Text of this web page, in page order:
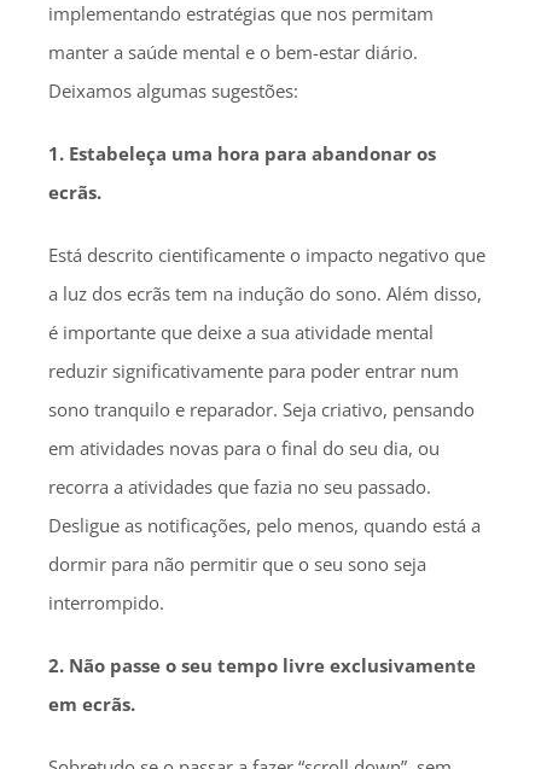
implementando estratégias que nos permitam
manter a saúde mental e o bem-estar diário.
Deixamos algumas sugestões:
1. Estabeleça uma hora para abandonar os
ecrãs.
Está descrito cientificamente o impacto negativo que
a luz dos ecrãs tem na indução do sono. Além disso,
é importante que deixe a sua atividade mental
reduzir significativamente para poder entrar num
sono tranquilo e reparador. Seja criativo, pensando
em atividades novas para o final do seu dia, ou
recorra a atividades que fazia no seu passado.
Desligue as notificações, pelo menos, quando está a
dormir para não permitir que o seu sono seja
interrompido.
2. Não passe o seu tempo livre exclusivamente
em ecrãs.